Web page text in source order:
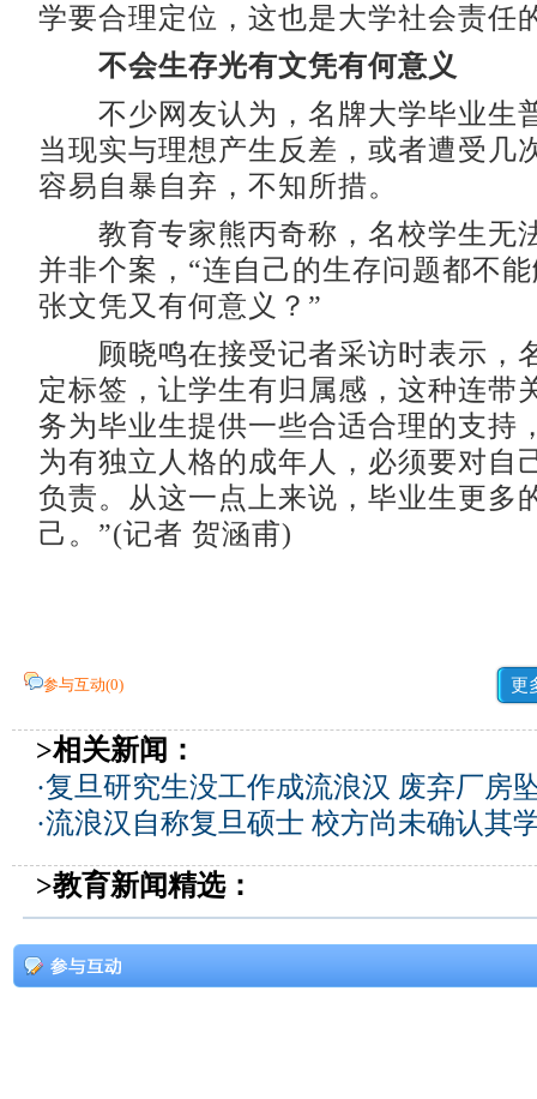
学要合理定位，这也是大学社会责任
不会生存光有文凭有何意义
不少网友认为，名牌大学毕业生
当现实与理想产生反差，或者遭受几
容易自暴自弃，不知所措。
教育专家熊丙奇称，名校学生无
并非个案，“连自己的生存问题都不
张文凭又有何意义？”
顾晓鸣在接受记者采访时表示，
定标签，让学生有归属感，这种连带
务为毕业生提供一些合适合理的支持
为有独立人格的成年人，必须要对自
负责。从这一点上来说，毕业生更多
己。”(记者 贺涵甫)
参与互动(0) 更
>相关新闻：
·复旦研究生没工作成流浪汉 废弃厂房
·流浪汉自称复旦硕士 校方尚未确认其
>教育新闻精选：